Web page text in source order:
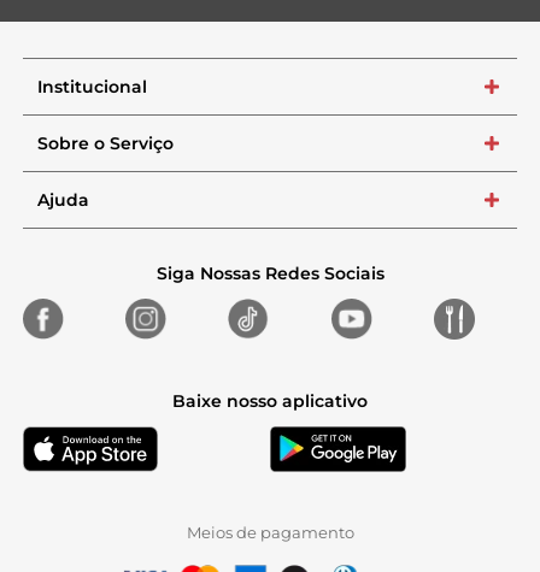
Institucional +
Sobre o Serviço +
Ajuda +
Siga Nossas Redes Sociais
Baixe nosso aplicativo
Meios de pagamento